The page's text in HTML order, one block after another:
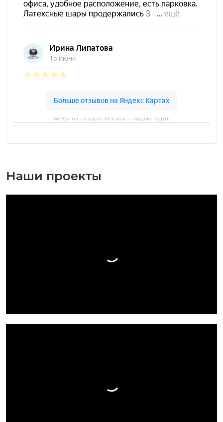
БигХэппи на карте Москвы — Яндекс Карты
Наши проекты